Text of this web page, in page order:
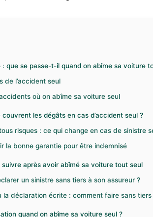
: que se passe-t-il quand on abîme sa voiture
de l’accident seul
où on abîme sa voiture seul
couvrent les dégâts en cas d’accident seul ?
risques : ce qui change en cas de sinistre
la bonne garantie pour être indemnisé
après avoir abîmé sa voiture tout seul
un sinistre sans tiers à son assureur ?
la déclaration écrite : comment faire sans tiers
quand on abîme sa voiture seul ?